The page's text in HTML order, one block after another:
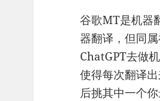
谷歌MT是机器
器翻译，但同
ChatGPT去做
使得每次翻译
后挑其中一个